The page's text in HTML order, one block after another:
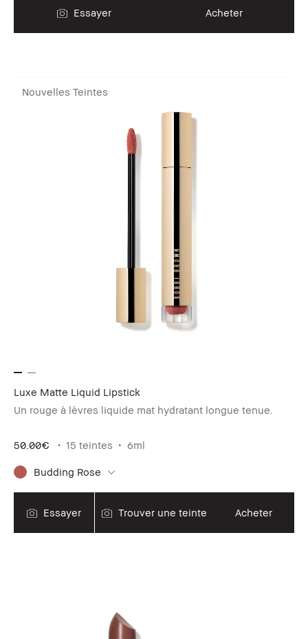
Essayer Acheter
Nouvelles Teintes
Luxe Matte Liquid Lipstick
Un rouge à lèvres liquide mat hydratant longue tenue.
50.00€ 15 teintes 6ml
Budding Rose
Essayer Trouver une teinte Acheter